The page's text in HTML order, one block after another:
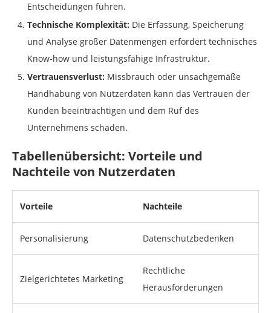
Entscheidungen führen.
Technische Komplexität: Die Erfassung, Speicherung
und Analyse großer Datenmengen erfordert technisches
Know-how und leistungsfähige Infrastruktur.
Vertrauensverlust: Missbrauch oder unsachgemäße
Handhabung von Nutzerdaten kann das Vertrauen der
Kunden beeinträchtigen und dem Ruf des
Unternehmens schaden.
Tabellenübersicht: Vorteile und
Nachteile von Nutzerdaten
Vorteile Nachteile
Personalisierung Datenschutzbedenken
Zielgerichtetes Marketing
Rechtliche
Herausforderungen